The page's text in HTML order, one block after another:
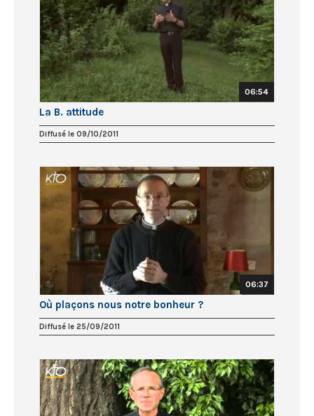
06:54
La B. attitude
Diffusé le 09/10/2011
06:37
Où plaçons nous notre bonheur ?
Diffusé le 25/09/2011